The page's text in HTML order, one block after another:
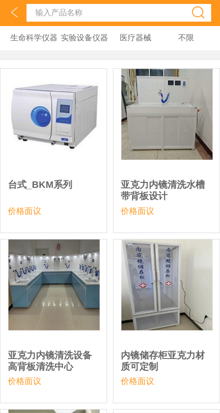
生命科学仪器 实验设备仪器 医疗器械 不限
台式_BKM系列
价格面议
亚克力内镜清洗水槽
带背板设计
价格面议
亚克力内镜清洗设备
高背板清洗中心
价格面议
内镜储存柜亚克力材
质可定制
价格面议